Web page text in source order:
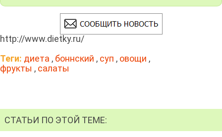
http://www.dietky.ru/
Теги: диета , боннский , суп , овощи ,
фрукты , салаты
СТАТЬИ ПО ЭТОЙ ТЕМЕ: